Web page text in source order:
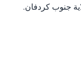
جنوب كردفان.